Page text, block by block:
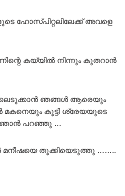
ഹോസ്‌പിറ്റലിലേക്ക് അവളെ
കയ്യിൽ നിന്നും കുതറാൻ
ഞങ്ങൾ ആരെയും
മകനെയും കൂട്ടി ശ്രേയയുടെ
ഞാൻ പറഞ്ഞു …
മനീഷയെ തൂക്കിയെടുത്തു ……..